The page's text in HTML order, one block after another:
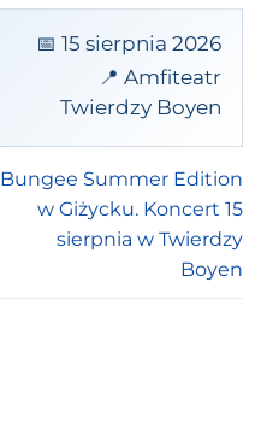
📅 15 sierpnia 2026
📍 Amfiteatr
Twierdzy Boyen
Bungee Summer Edition
w Giżycku. Koncert 15
sierpnia w Twierdzy
Boyen